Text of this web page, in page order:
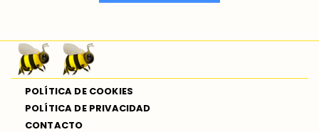
POLÍTICA DE COOKIES
POLÍTICA DE PRIVACIDAD
CONTACTO